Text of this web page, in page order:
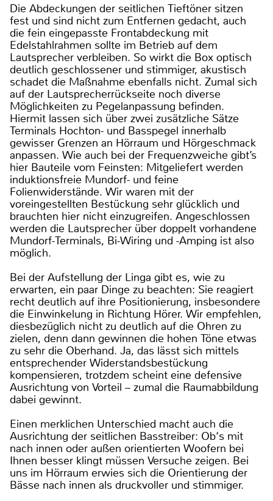
Die Abdeckungen der seitlichen Tieftöner sitzen
fest und sind nicht zum Entfernen gedacht, auch
die fein eingepasste Frontabdeckung mit
Edelstahlrahmen sollte im Betrieb auf dem
Lautsprecher verbleiben. So wirkt die Box optisch
deutlich geschlossener und stimmiger, akustisch
schadet die Maßnahme ebenfalls nicht. Zumal sich
auf der Lautsprecherrückseite noch diverse
Möglichkeiten zu Pegelanpassung befinden.
Hiermit lassen sich über zwei zusätzliche Sätze
Terminals Hochton- und Basspegel innerhalb
gewisser Grenzen an Hörraum und Hörgeschmack
anpassen. Wie auch bei der Frequenzweiche gibt’s
hier Bauteile vom Feinsten: Mitgeliefert werden
induktionsfreie Mundorf- und feine
Folienwiderstände. Wir waren mit der
voreingestellten Bestückung sehr glücklich und
brauchten hier nicht einzugreifen. Angeschlossen
werden die Lautsprecher über doppelt vorhandene
Mundorf-Terminals, Bi-Wiring und -Amping ist also
möglich.
Bei der Aufstellung der Linga gibt es, wie zu
erwarten, ein paar Dinge zu beachten: Sie reagiert
recht deutlich auf ihre Positionierung, insbesondere
die Einwinkelung in Richtung Hörer. Wir empfehlen,
diesbezüglich nicht zu deutlich auf die Ohren zu
zielen, denn dann gewinnen die hohen Töne etwas
zu sehr die Oberhand. Ja, das lässt sich mittels
entsprechender Widerstandsbestückung
kompensieren, trotzdem scheint eine defensive
Ausrichtung von Vorteil – zumal die Raumabbildung
dabei gewinnt.
Einen merklichen Unterschied macht auch die
Ausrichtung der seitlichen Basstreiber: Ob‘s mit
nach innen oder außen orientierten Woofern bei
Ihnen besser klingt müssen Versuche zeigen. Bei
uns im Hörraum erwies sich die Orientierung der
Bässe nach innen als druckvoller und stimmiger.